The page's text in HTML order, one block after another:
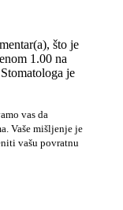
što je
1.00 na
je
vas da
Vaše mišljenje je
vašu povratnu